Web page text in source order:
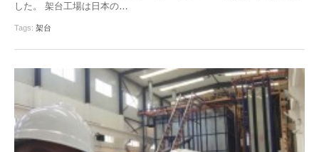
した。 架台工場は日本の…
Tags: 架台